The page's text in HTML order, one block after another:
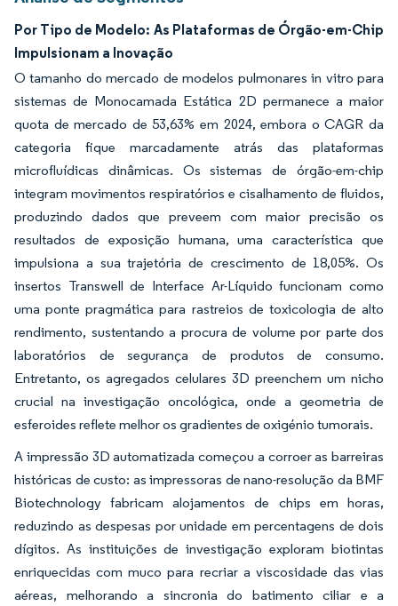
Por Tipo de Modelo: As Plataformas de Órgão-em-Chip
Impulsionam a Inovação
O tamanho do mercado de modelos pulmonares in vitro para
sistemas de Monocamada Estática 2D permanece a maior
quota de mercado de 53,63% em 2024, embora o CAGR da
categoria fique marcadamente atrás das plataformas
microfluídicas dinâmicas. Os sistemas de órgão-em-chip
integram movimentos respiratórios e cisalhamento de fluidos,
produzindo dados que preveem com maior precisão os
resultados de exposição humana, uma característica que
impulsiona a sua trajetória de crescimento de 18,05%. Os
insertos Transwell de Interface Ar-Líquido funcionam como
uma ponte pragmática para rastreios de toxicologia de alto
rendimento, sustentando a procura de volume por parte dos
laboratórios de segurança de produtos de consumo.
Entretanto, os agregados celulares 3D preenchem um nicho
crucial na investigação oncológica, onde a geometria de
esferoides reflete melhor os gradientes de oxigénio tumorais.
A impressão 3D automatizada começou a corroer as barreiras
históricas de custo: as impressoras de nano-resolução da BMF
Biotechnology fabricam alojamentos de chips em horas,
reduzindo as despesas por unidade em percentagens de dois
dígitos. As instituições de investigação exploram biotintas
enriquecidas com muco para recriar a viscosidade das vias
aéreas, melhorando a sincronia do batimento ciliar e a